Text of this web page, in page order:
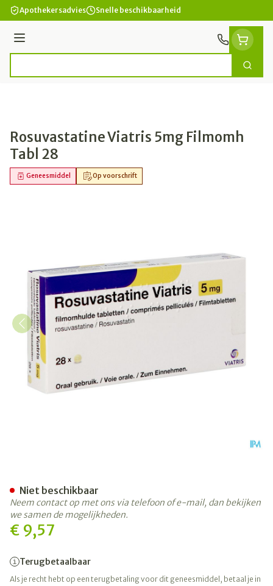
Ga naar de inhoud
Apothekersadvies Snelle beschikbaarheid
Menu
Zoek
Rosuvastatine Viatris 5mg Filmomh
Tabl 28
Op voorschrift
Geneesmiddel
€ 9,57
Terugbetaalbaar
Als je recht hebt op een terugbetaling voor dit geneesmiddel, betaal je in
Niet beschikbaar
Neem contact op met ons via telefoon of e-mail, dan bekijken
we samen de mogelijkheden.